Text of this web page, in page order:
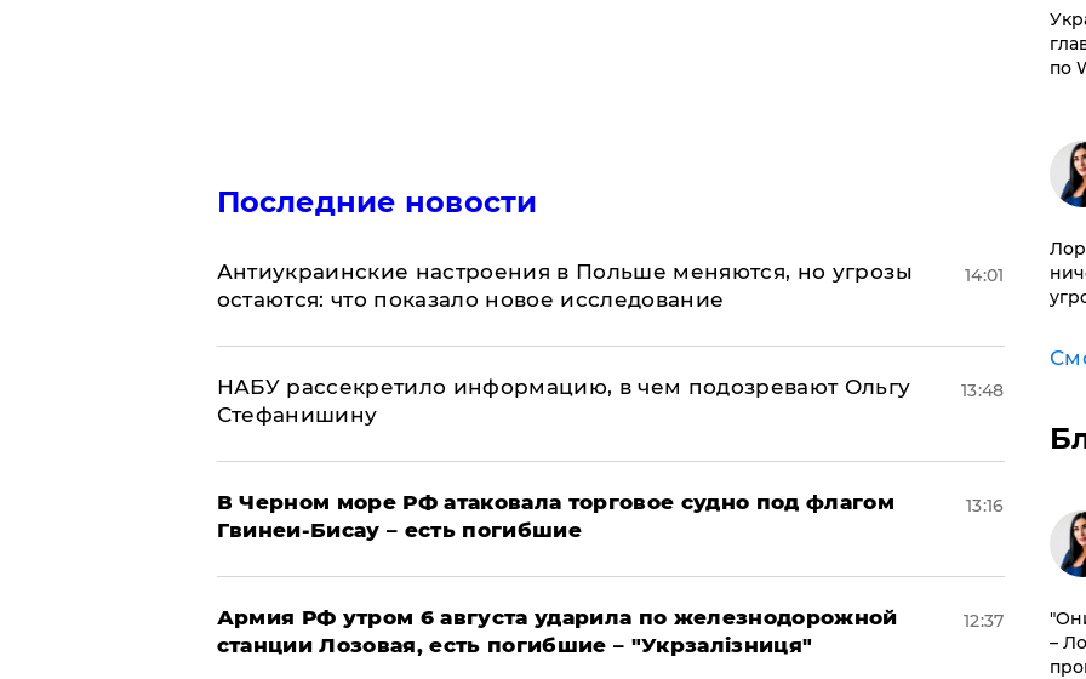
Последние новости
Антиукраинские настроения в Польше меняются, но угрозы
остаются: что показало новое исследование
14:01
НАБУ рассекретило информацию, в чем подозревают Ольгу
Стефанишину
13:48
В Черном море РФ атаковала торговое судно под флагом
Гвинеи-Бисау – есть погибшие
13:16
Армия РФ утром 6 августа ударила по железнодорожной
станции Лозовая, есть погибшие – "Укрзалізниця"
12:37
по
–